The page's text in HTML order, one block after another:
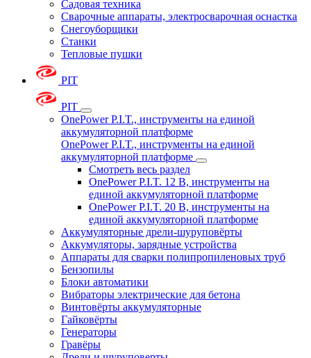
Садовая техника
Сварочные аппараты, электросварочная оснастка
Снегоуборщики
Станки
Тепловые пушки
PIT
PIT
OnePower P.I.T., инструменты на единой
аккумуляторной платформе
OnePower P.I.T., инструменты на единой
аккумуляторной платформе
Смотреть весь раздел
OnePower P.I.T. 12 В, инструменты на
единой аккумуляторной платформе
OnePower P.I.T. 20 В, инструменты на
единой аккумуляторной платформе
Аккумуляторные дрели-шуруповёрты
Аккумуляторы, зарядные устройства
Аппараты для сварки полипропиленовых труб
Бензопилы
Блоки автоматики
Вибраторы электрические для бетона
Винтовёрты аккумуляторные
Гайковёрты
Генераторы
Гравёры